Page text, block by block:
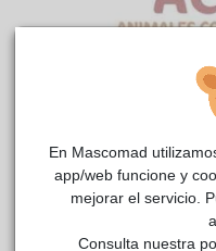
MERCHE
COMENTARIOS
Merche es una gatita
En Mascomad
app/web funcione y
mejorar el servicio.
Consulta nuestra